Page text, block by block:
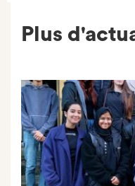
Plus